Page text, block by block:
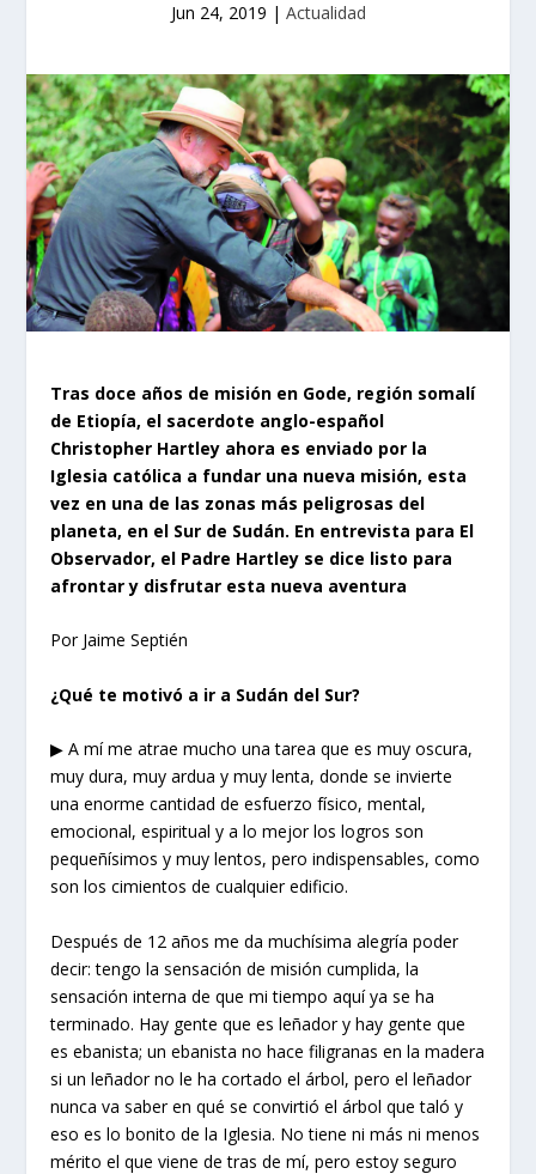
Jun 24, 2019 | Actualidad
Tras doce años de misión en Gode, región somalí
de Etiopía, el sacerdote anglo-español
Christopher Hartley ahora es enviado por la
Iglesia católica a fundar una nueva misión, esta
vez en una de las zonas más peligrosas del
planeta, en el Sur de Sudán. En entrevista para El
Observador, el Padre Hartley se dice listo para
afrontar y disfrutar esta nueva aventura
Por Jaime Septién
¿Qué te motivó a ir a Sudán del Sur?
▶ A mí me atrae mucho una tarea que es muy oscura,
muy dura, muy ardua y muy lenta, donde se invierte
una enorme cantidad de esfuerzo físico, mental,
emocional, espiritual y a lo mejor los logros son
pequeñísimos y muy lentos, pero indispensables, como
son los cimientos de cualquier edificio.
Después de 12 años me da muchísima alegría poder
decir: tengo la sensación de misión cumplida, la
sensación interna de que mi tiempo aquí ya se ha
terminado. Hay gente que es leñador y hay gente que
es ebanista; un ebanista no hace filigranas en la madera
si un leñador no le ha cortado el árbol, pero el leñador
nunca va saber en qué se convirtió el árbol que taló y
eso es lo bonito de la Iglesia. No tiene ni más ni menos
mérito el que viene de tras de mí, pero estoy seguro